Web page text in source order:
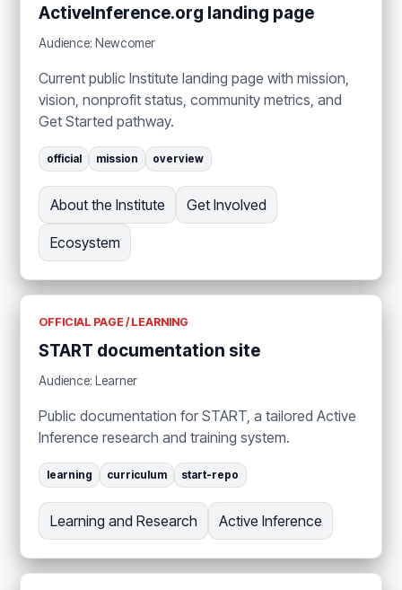
ActiveInference.org landing page
Audience: Newcomer
Current public Institute landing page with mission,
vision, nonprofit status, community metrics, and
Get Started pathway.
official mission overview
About the Institute Get Involved
Ecosystem
OFFICIAL PAGE / LEARNING
START documentation site
Audience: Learner
Public documentation for START, a tailored Active
Inference research and training system.
learning curriculum start-repo
Learning and Research Active Inference